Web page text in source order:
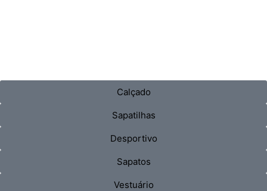
Calçado
Sapatilhas
Desportivo
Sapatos
Vestuário